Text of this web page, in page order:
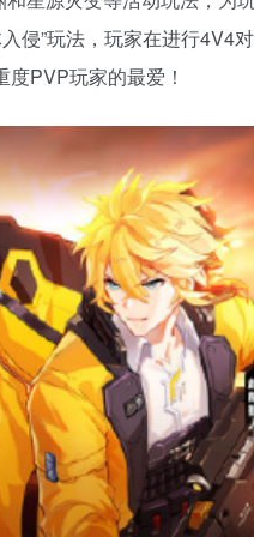
侵”玩法，玩家在进行4V4
PVP玩家的最爱！